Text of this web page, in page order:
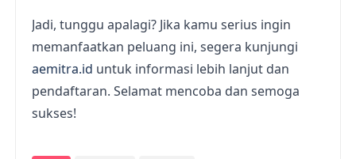
Jadi, tunggu apalagi? Jika kamu serius ingin
memanfaatkan peluang ini, segera kunjungi
aemitra.id untuk informasi lebih lanjut dan
pendaftaran. Selamat mencoba dan semoga
sukses!